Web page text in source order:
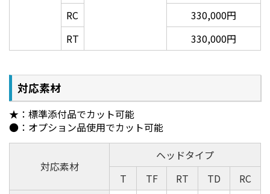
■始点・終点補正
カット開始・終了位置を補正することで、メディアの
切り離しがスムーズに。0～2.5mmまで調整可能で
RC
330,000円
RT
330,000円
対応素材
★：標準添付品でカット可能
●：オプション品使用でカット可能
対応素材
ヘッドタイプ
T
TF RT TD
RC